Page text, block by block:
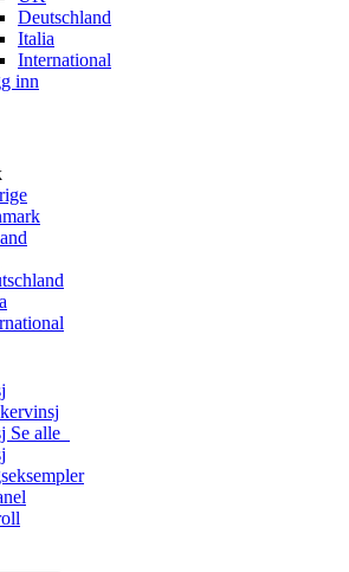
Deutschland
Italia
International
inn
Se alle